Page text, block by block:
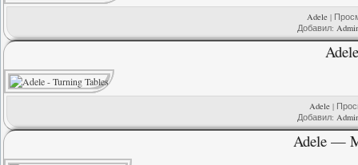
Adele |
Добавил:
Adele|
Добавил:
Adele —